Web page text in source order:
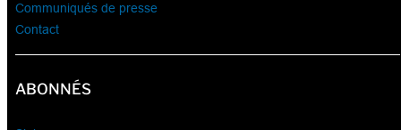
Communiqués de presse
Contact
ABONNÉS